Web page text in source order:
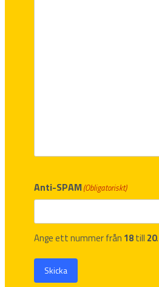
Anti-SPAM(Obligatoriskt)
Ange ett nummer från 18till 20.
Skicka